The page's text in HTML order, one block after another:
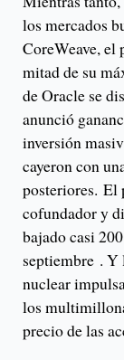
los mercados
CoreWeave, el
mitad de su
de Oracle se
anunció
inversión
cayeron con
posteriores.
cofundador y
bajado casi
septiembre . Y
nuclear
los
precio de las